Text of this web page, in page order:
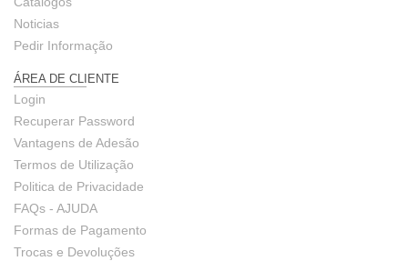
Noticias
Pedir Informação
ÁREA DE CLIENTE
Login
Recuperar Password
Vantagens de Adesão
Termos de Utilização
Politica de Privacidade
FAQs - AJUDA
Formas de Pagamento
Trocas e Devoluções